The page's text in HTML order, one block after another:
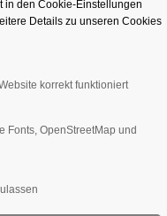
in den Cookie-Einstellungen
Details zu unseren Cookies
korrekt funktioniert
Fonts, OpenStreetMap und